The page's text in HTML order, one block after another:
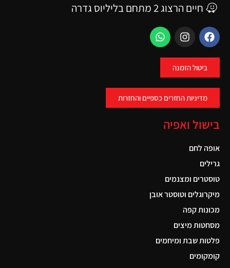
חיים הרצוג 2 מתחם בליליוס גדרה
ביטול הזמנה
מדיניות החזרים כספיים והחזרות
בישול ואפיה
אופה לחם
גרילים
טוסטרים ומצנמים
מיקרוגלים וטוסטר אובן
מכונות קפה
מסחטות מיצים
פלטות שבת ומיחמים
קומקומים